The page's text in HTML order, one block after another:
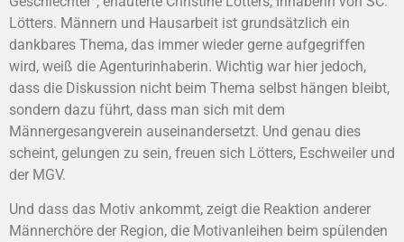
Lötters. Männern und Hausarbeit ist grundsätzlich ein
dankbares Thema, das immer wieder gerne aufgegriffen
wird, weiß die Agenturinhaberin. Wichtig war hier jedoch,
dass die Diskussion nicht beim Thema selbst hängen bleibt,
sondern dazu führt, dass man sich mit dem
Männergesangverein auseinandersetzt. Und genau dies
scheint, gelungen zu sein, freuen sich Lötters, Eschweiler und
der MGV.
Und dass das Motiv ankommt, zeigt die Reaktion anderer
Männerchöre der Region, die Motivanleihen beim spülenden